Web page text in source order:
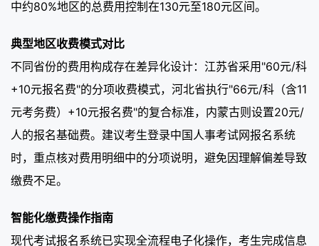
中约80%地区的总费用控制在130元至180元区间。
典型地区收费模式对比
不同省份的费用构成存在差异化设计：江苏省采用"60元/科
+10元报名费"的分项收费模式，河北省执行"66元/科（含11
元考务费）+10元报名费"的复合标准，内蒙古则设置20元/
人的报名基础费。建议考生登录中国人事考试网报名系统
时，重点核对费用明细中的分项说明，避免因理解偏差导致
缴费不足。
智能化缴费操作指南
现代考试报名系统已实现全流程电子化操作，考生完成信息